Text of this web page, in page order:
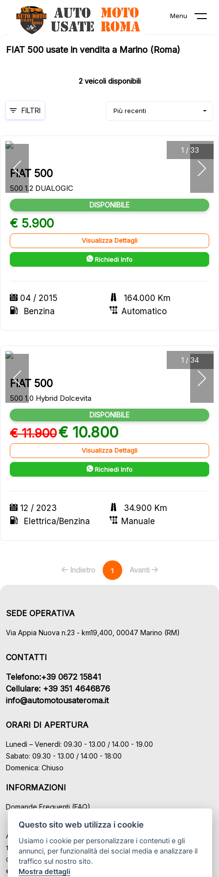
Menu
Questo sito web utilizza i cookie
Usiamo i cookie per personalizzare i contenuti e gli
annunci, per funzionalità dei social media e analizzare il
traffico sul nostro sito.
Mostra dettagli
FIAT 500 usate in vendita a Marino (Roma)
2veicoli disponibili
Più recenti
FILTRI
1 / 33
FIAT 500
500 1.2 DUALOGIC
DISPONIBILE
€ 5.900
Visualizza Dettagli
Richiedi Info
04 / 2015
164.000 Km
Benzina
Automatico
1 / 34
FIAT 500
500 1.0 Hybrid Dolcevita
DISPONIBILE
€ 11.900€ 10.800
Visualizza Dettagli
Richiedi Info
12 / 2023
34.900 Km
Elettrica/Benzina
Manuale
Indietro 1 Avanti
SEDE OPERATIVA
Via Appia Nuova n.23 - km19,400, 00047 Marino (RM)
CONTATTI
Telefono:+39 0672 15841
Cellulare: +39 351 4646876
info@automotousateroma.it
ORARI DI APERTURA
Lunedì – Venerdì: 09.30 - 13.00 / 14.00 - 19.00
Sabato: 09.30 - 13.00 / 14:00 - 18:00
Domenica: Chiuso
INFORMAZIONI
Domande Frequenti (FAQ)
Auto Moto Usate Roma Srl sede di Marino - Roma, P.IVA: IT
12489131008
Cod. Fisc. ed Iscr. al Registro Imprese di Roma n° 12489131008
© Another site byGestionale auto